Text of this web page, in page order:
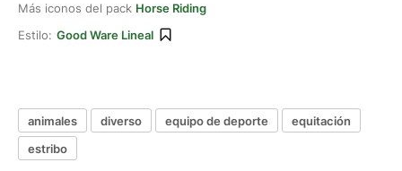
Más iconos del pack Horse Riding
Estilo: Good Ware Lineal
animales diverso equipo de deporte
equitación
estribo